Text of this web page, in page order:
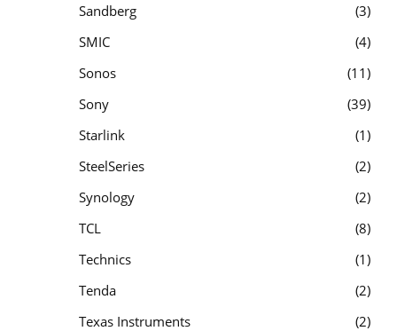
Sandberg
3
SMIC
4
Sonos
11
Sony
39
Starlink
1
SteelSeries
2
Synology
2
TCL
8
Technics
1
Tenda
2
Texas Instruments
2